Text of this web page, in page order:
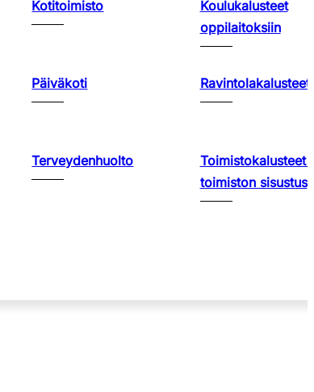
Kotitoimisto
Koulukalusteet
oppilaitoksiin
Päiväkoti Ravintolakalusteet
Terveydenhuolto
Toimistokalusteet
toimiston sisustus